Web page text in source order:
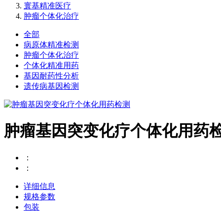
寰基精准医疗
肿瘤个体化治疗
全部
病原体精准检测
肿瘤个体化治疗
个体化精准用药
基因耐药性分析
遗传病基因检测
肿瘤基因突变化疗个体化用药
：
：
详细信息
规格参数
包装